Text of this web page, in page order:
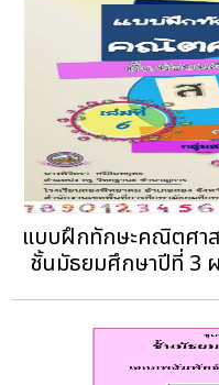
แบบฝึกทักษะคณิตศาส
ชั้นมัธยมศึกษาปีที่ 3